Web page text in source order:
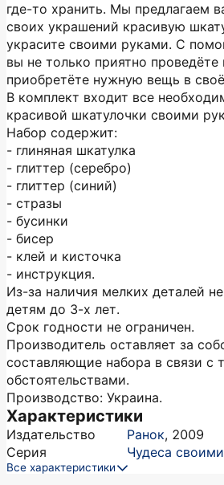
где-то хранить. Мы предлагаем
своих украшений красивую
украсите своими руками. С
вы не только приятно проведёте
приобретёте нужную вещь в
В комплект входит все
красивой шкатулочки своими
Набор содержит:
- глиняная шкатулка
- глиттер (серебро)
- глиттер (синий)
- стразы
- бусинки
- бисер
- клей и кисточка
- инструкция.
Из-за наличия мелких деталей
детям до 3-х лет.
Срок годности не ограничен.
Производитель оставляет за
составляющие набора в связи с
обстоятельствами.
Производство: Украина.
Характеристики
Издательство Ранок, 2009
Серия
Чудеса
Все характеристики